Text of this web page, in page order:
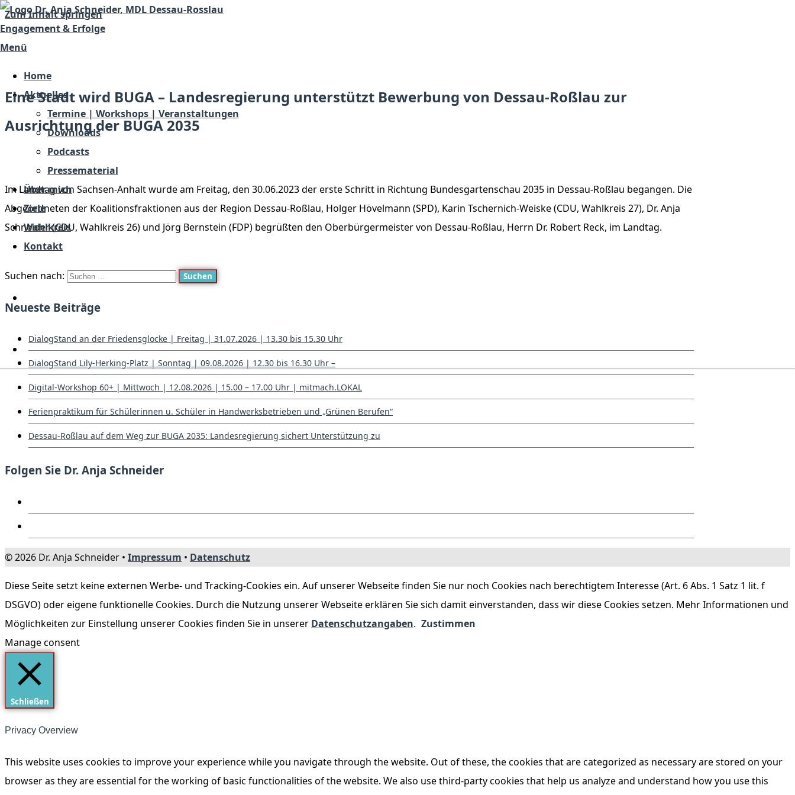
Zum Inhalt springen
Dr. Anja Schneider
Hinhören. Reden. Handeln.
Engagement & Erfolge
Menü
Home
Aktuelles
Termine | Workshops | Veranstaltungen
Downloads
Podcasts
Pressematerial
Über mich
Ziele
Wahlkreis
Kontakt
Eine Stadt wird BUGA – Landesregierung unterstützt Bewerbung von Dessau-Roßlau zur
Ausrichtung der BUGA 2035
Im Landtag von Sachsen-Anhalt wurde am Freitag, den 30.06.2023 der erste Schritt in Richtung Bundesgartenschau 2035 in Dessau-Roßlau begangen. Die
Abgeordneten der Koalitionsfraktionen aus der Region Dessau-Roßlau, Holger Hövelmann (SPD), Karin Tschernich-Weiske (CDU, Wahlkreis 27), Dr. Anja
Schneider (CDU, Wahlkreis 26) und Jörg Bernstein (FDP) begrüßten den Oberbürgermeister von Dessau-Roßlau, Herrn Dr. Robert Reck, im Landtag.
Suchen nach:
Neueste Beiträge
DialogStand an der Friedensglocke | Freitag | 31.07.2026 | 13.30 bis 15.30 Uhr
DialogStand Lily-Herking-Platz | Sonntag | 09.08.2026 | 12.30 bis 16.30 Uhr –
Digital-Workshop 60+ | Mittwoch | 12.08.2026 | 15.00 – 17.00 Uhr | mitmach.LOKAL
Ferienpraktikum für Schülerinnen u. Schüler in Handwerksbetrieben und „Grünen Berufen“
Dessau-Roßlau auf dem Weg zur BUGA 2035: Landesregierung sichert Unterstützung zu
Folgen Sie Dr. Anja Schneider
© 2026 Dr. Anja Schneider • Impressum • Datenschutz
Diese Seite setzt keine externen Werbe- und Tracking-Cookies ein. Auf unserer Webseite finden Sie nur noch Cookies nach berechtigtem Interesse (Art. 6 Abs. 1 Satz 1 lit. f
DSGVO) oder eigene funktionelle Cookies. Durch die Nutzung unserer Webseite erklären Sie sich damit einverstanden, dass wir diese Cookies setzen. Mehr Informationen und
Möglichkeiten zur Einstellung unserer Cookies finden Sie in unserer Datenschutzangaben. Zustimmen
Manage consent
Schließen
Privacy Overview
This website uses cookies to improve your experience while you navigate through the website. Out of these, the cookies that are categorized as necessary are stored on your
browser as they are essential for the working of basic functionalities of the website. We also use third-party cookies that help us analyze and understand how you use this